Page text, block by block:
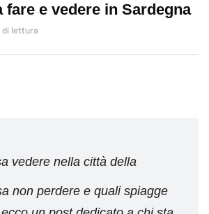
fare e vedere in Sardegna
di lettura
vedere nella città della
non perdere e quali spiagge